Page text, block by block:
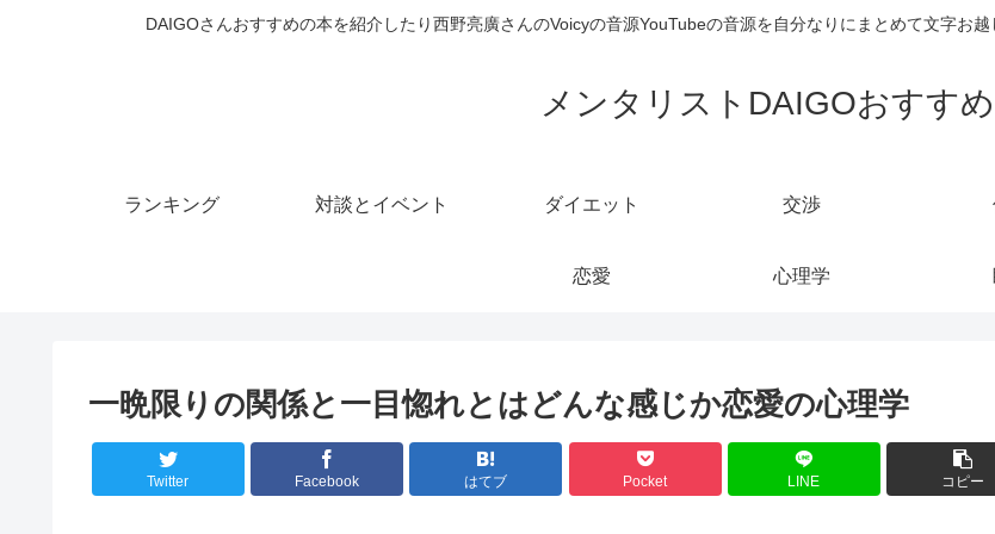
DAIGOさんおすすめの本を紹介したり西野亮廣さんのVoicyの音源YouTubeの音源を自分なりにまとめて文字お
メンタリストDAIGOおすす
ランキング 対談とイベント ダイエット 交渉
恋愛 心理学
一晩限りの関係と一目惚れとはどんな感じか恋愛の心理学
Twitter Facebook はてブ Pocket LINE コピー